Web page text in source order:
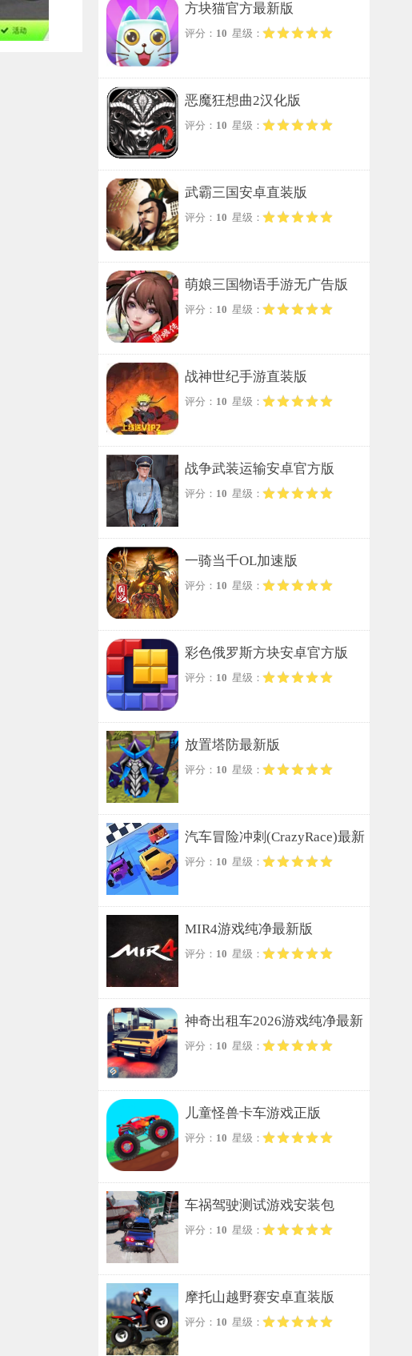
方块猫官方最新版
评分： 10 星级：
恶魔狂想曲2汉化版
评分： 10 星级：
武霸三国安卓直装版
评分： 10 星级：
萌娘三国物语手游无广告版
评分： 10 星级：
战神世纪手游直装版
评分： 10 星级：
战争武装运输安卓官方版
评分： 10 星级：
一骑当千OL加速版
评分： 10 星级：
彩色俄罗斯方块安卓官方版
评分： 10 星级：
放置塔防最新版
评分： 10 星级：
汽车冒险冲刺(CrazyRace)最新
版
评分： 10 星级：
MIR4游戏纯净最新版
评分： 10 星级：
神奇出租车2026游戏纯净最新
版
评分： 10 星级：
儿童怪兽卡车游戏正版
评分： 10 星级：
车祸驾驶测试游戏安装包
评分： 10 星级：
摩托山越野赛安卓直装版
评分： 10 星级：